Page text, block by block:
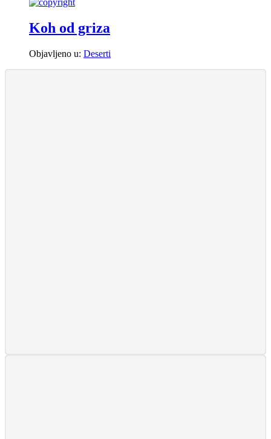
Koh od griza
Objavljeno u: Deserti